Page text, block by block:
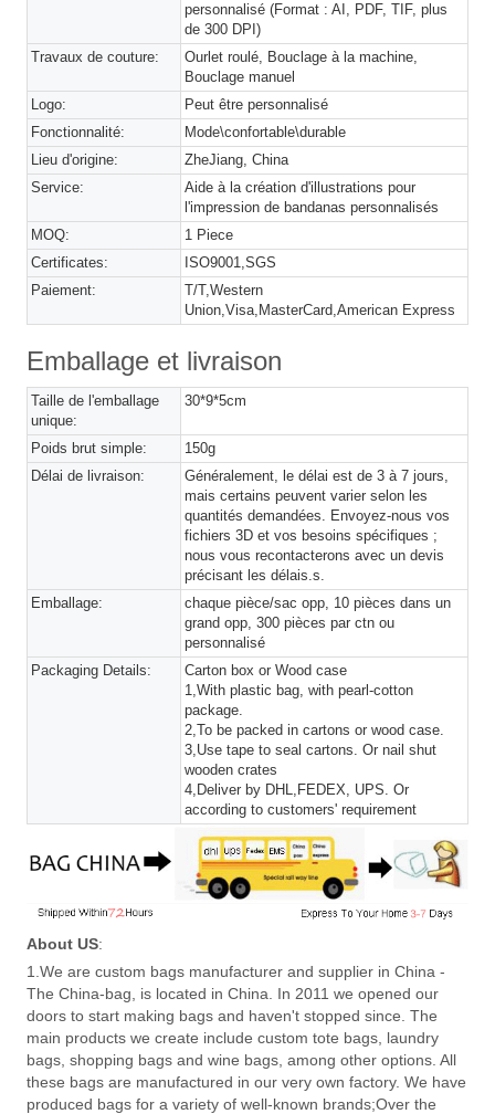
personnalisé (Format : AI, PDF, TIF, plus
de 300 DPI)
Travaux de couture:
Ourlet roulé, Bouclage à la machine,
Bouclage manuel
Logo:
Peut être personnalisé
Fonctionnalité:
Mode\confortable\durable
Lieu d'origine:
ZheJiang, China
Service:
Aide à la création d'illustrations pour
l'impression de bandanas personnalisés
MOQ:
1 Piece
Certificates:
ISO9001,SGS
Paiement:
T/T,Western
Union,Visa,MasterCard,American Express
Emballage et livraison
Taille de l'emballage
unique:
30*9*5cm
Poids brut simple:
150g
Délai de livraison:
Généralement, le délai est de 3 à 7 jours,
mais certains peuvent varier selon les
quantités demandées. Envoyez-nous vos
fichiers 3D et vos besoins spécifiques ;
nous vous recontacterons avec un devis
précisant les délais.s.
Emballage:
chaque pièce/sac opp, 10 pièces dans un
grand opp, 300 pièces par ctn ou
personnalisé
Packaging Details:
Carton box or Wood case
1,With plastic bag, with pearl-cotton
package.
2,To be packed in cartons or wood case.
3,Use tape to seal cartons. Or nail shut
wooden crates
4,Deliver by DHL,FEDEX, UPS. Or
according to customers' requirement
About US:
1.We are custom bags manufacturer and supplier in China -
The China-bag, is located in China. In 2011 we opened our
doors to start making bags and haven't stopped since. The
main products we create include custom tote bags, laundry
bags, shopping bags and wine bags, among other options. All
these bags are manufactured in our very own factory. We have
produced bags for a variety of well-known brands;Over the